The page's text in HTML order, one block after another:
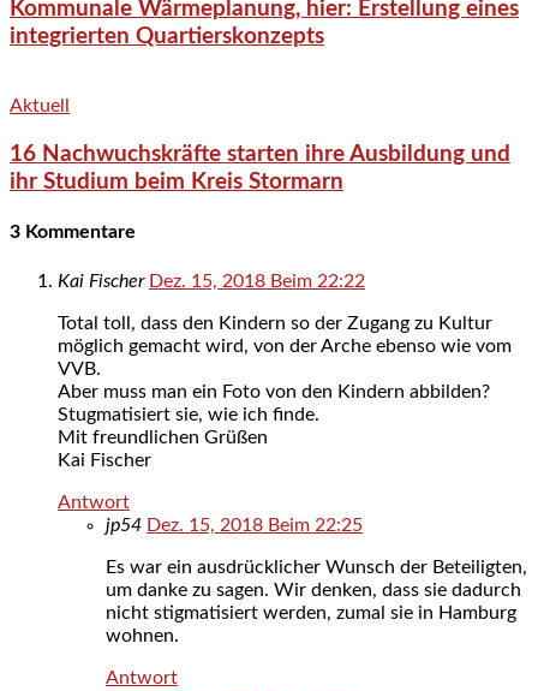
Kommunale Wärmeplanung, hier: Erstellung eines
integrierten Quartierskonzepts
Aktuell
16 Nachwuchskräfte starten ihre Ausbildung und
ihr Studium beim Kreis Stormarn
3 Kommentare
Kai Fischer Dez. 15, 2018 Beim 22:22
Total toll, dass den Kindern so der Zugang zu Kultur
möglich gemacht wird, von der Arche ebenso wie vom
VVB.
Aber muss man ein Foto von den Kindern abbilden?
Stugmatisiert sie, wie ich finde.
Mit freundlichen Grüßen
Kai Fischer
Antwort
jp54 Dez. 15, 2018 Beim 22:25
Es war ein ausdrücklicher Wunsch der Beteiligten,
um danke zu sagen. Wir denken, dass sie dadurch
nicht stigmatisiert werden, zumal sie in Hamburg
wohnen.
Antwort